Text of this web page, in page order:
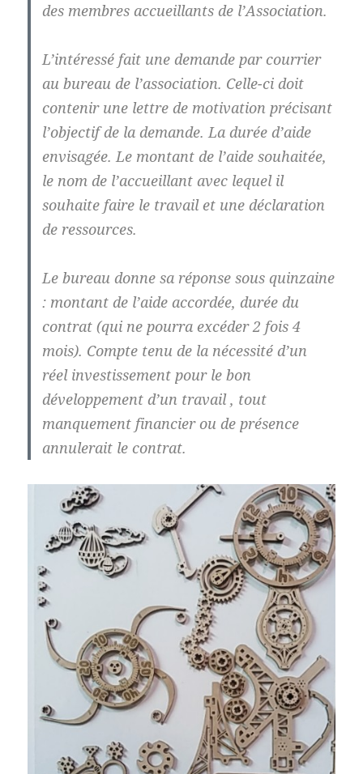
des membres accueillants de l’Association.
L’intéressé fait une demande par courrier
au bureau de l’association. Celle-ci doit
contenir une lettre de motivation précisant
l’objectif de la demande. La durée d’aide
envisagée. Le montant de l’aide souhaitée,
le nom de l’accueillant avec lequel il
souhaite faire le travail et une déclaration
de ressources.
Le bureau donne sa réponse sous quinzaine
: montant de l’aide accordée, durée du
contrat (qui ne pourra excéder 2 fois 4
mois). Compte tenu de la nécessité d’un
réel investissement pour le bon
développement d’un travail , tout
manquement financier ou de présence
annulerait le contrat.